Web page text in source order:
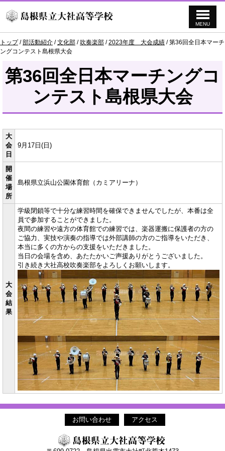
MENU
現
在
置：
トップ/部活動紹介 /文化部 / 吹奏楽部 /2023年度 大会成績 /第36回全日本マーチ
ングコンテスト島根県大会
第36回全日本マーチングコ
ンテスト島根県大会
大
会
日
9月17日(日)
開
催
場
所
島根県立浜山公園体育館（カミアリーナ）
大
会
結
果
学級閉鎖等で十分な練習時間を確保できませんでしたが、本番は全
員で参加することができました。
夜間の練習や遠方の体育館での練習では、楽器運搬に保護者の方の
ご協力、実技や演奏の指導では外部講師の方のご指導をいただき、
本当に多くの方からの支援をいただきました。
当日の会場を含め、あたたかいご声援ありがとうございました。
引き続き大社高校吹奏楽部をよろしくお願いします。
お問い合わせ アクセス